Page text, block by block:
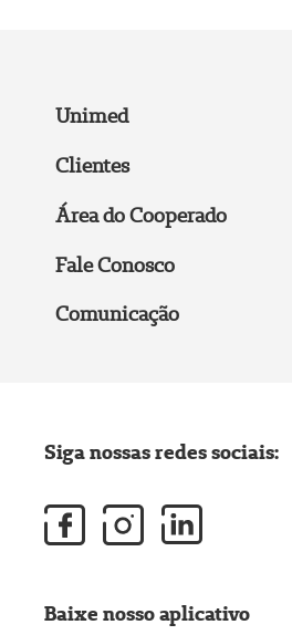
Unimed
Clientes
Área do Cooperado
Fale Conosco
Comunicação
Siga nossas redes sociais:
Baixe nosso aplicativo